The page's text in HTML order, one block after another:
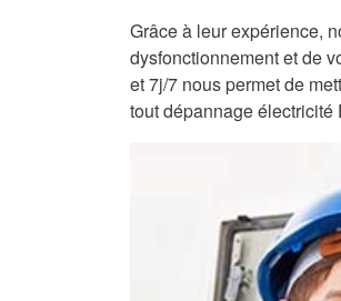
Grâce à leur expérience,
dysfonctionnement et de
et 7j/7 nous permet de
tout dépannage